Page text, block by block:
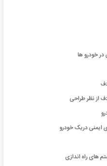
در خودرو ها
از نظر طراحی
ایمنی دریک خودرو
های راه اندازی